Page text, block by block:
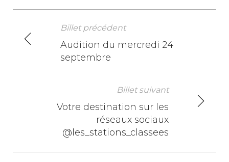
N
a
Billet précédent
Audition du mercredi 24
septembre
Billet suivant
Votre destination sur les
réseaux sociaux
@les_stations_classees